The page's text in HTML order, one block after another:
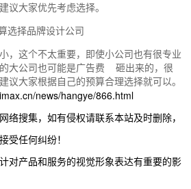
议大家优先考虑选择。
选择品牌设计公司
，这个不太重要，即使小公司也有很专业
大公司也可能是广告费 砸出来的，很
议大家根据自己的预算合理选择就可以。
news/hangye/866.html
络搜集，如有侵权请联系本站及时删除，
受任何纠纷！
对产品和服务的视觉形象表达有重要的影